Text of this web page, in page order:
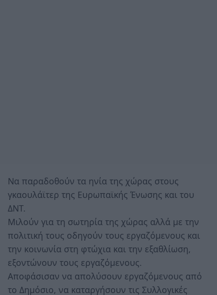
Να παραδοθούν τα ηνία της χώρας στους
γκαουλάϊτερ της Ευρωπαϊκής Ένωσης και του
ΔΝΤ.
Μιλούν για τη σωτηρία της χώρας αλλά με την
πολιτική τους οδηγούν τους εργαζόμενους και
την κοινωνία στη φτώχια και την εξαθλίωση,
εξοντώνουν τους εργαζόμενους.
Αποφάσισαν να απολύσουν εργαζόμενους από
το Δημόσιο, να καταργήσουν τις Συλλογικές